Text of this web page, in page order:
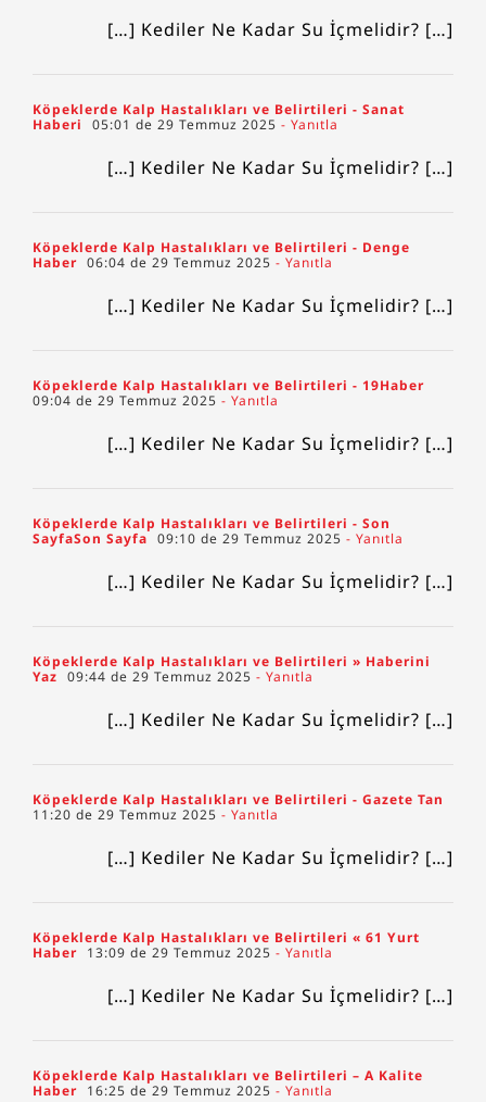
[…] Kediler Ne Kadar Su İçmelidir? […]
Köpeklerde Kalp Hastalıkları ve Belirtileri - Sanat
Haberi
05:01 de 29 Temmuz 2025 - Yanıtla
[…] Kediler Ne Kadar Su İçmelidir? […]
Köpeklerde Kalp Hastalıkları ve Belirtileri - Denge
Haber 06:04 de 29 Temmuz 2025 - Yanıtla
[…] Kediler Ne Kadar Su İçmelidir? […]
Köpeklerde Kalp Hastalıkları ve Belirtileri - 19Haber
09:04 de 29 Temmuz 2025 - Yanıtla
[…] Kediler Ne Kadar Su İçmelidir? […]
Köpeklerde Kalp Hastalıkları ve Belirtileri - Son
SayfaSon Sayfa 09:10 de 29 Temmuz 2025 - Yanıtla
[…] Kediler Ne Kadar Su İçmelidir? […]
Köpeklerde Kalp Hastalıkları ve Belirtileri » Haberini
Yaz 09:44 de 29 Temmuz 2025 - Yanıtla
[…] Kediler Ne Kadar Su İçmelidir? […]
Köpeklerde Kalp Hastalıkları ve Belirtileri - Gazete Tan
11:20 de 29 Temmuz 2025 - Yanıtla
[…] Kediler Ne Kadar Su İçmelidir? […]
Köpeklerde Kalp Hastalıkları ve Belirtileri « 61 Yurt
Haber 13:09 de 29 Temmuz 2025 - Yanıtla
[…] Kediler Ne Kadar Su İçmelidir? […]
Köpeklerde Kalp Hastalıkları ve Belirtileri – A Kalite
Haber 16:25 de 29 Temmuz 2025 - Yanıtla